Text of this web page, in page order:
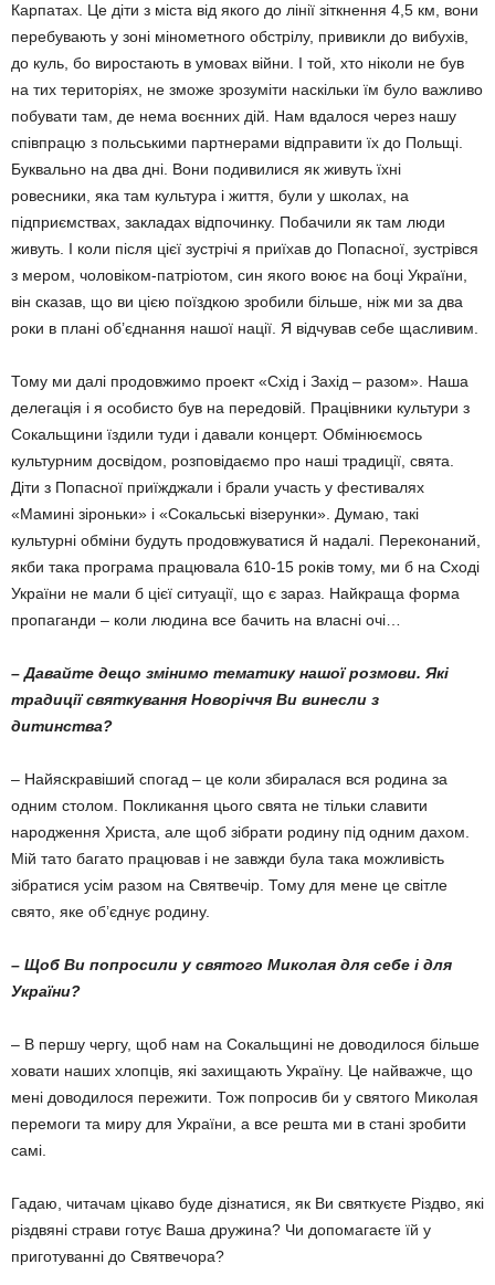
Карпатах. Це діти з міста від якого до лінії зіткнення 4,5 км, вони
перебувають у зоні мінометного обстрілу, привикли до вибухів,
до куль, бо виростають в умовах війни. І той, хто ніколи не був
на тих територіях, не зможе зрозуміти наскільки їм було важливо
побувати там, де нема воєнних дій. Нам вдалося через нашу
співпрацю з польськими партнерами відправити їх до Польщі.
Буквально на два дні. Вони подивилися як живуть їхні
ровесники, яка там культура і життя, були у школах, на
підприємствах, зак­ладах відпочинку. Побачили як там люди
живуть. І коли після цієї зустрічі я приїхав до Попасної, зустрівся
з мером, чоловіком-патріотом, син якого воює на боці України,
він ска­зав, що ви цією поїздкою зробили більше, ніж ми за два
роки в плані об’єднання нашої нації. Я відчував себе щасливим.
Тому ми далі продовжимо проект «Схід і Захід – разом». Наша
делегація і я особисто був на передовій. Працівники культури з
Сокальщини їздили туди і давали концерт. Обмі­нюємось
культурним досвідом, розповідаємо про наші традиції, свята.
Діти з Попасної при­їжджали і брали участь у фестивалях
«Мамині зіроньки» і «Сокальські візерунки». Думаю, такі
культурні обміни будуть продовжуватися й на­далі. Переконаний,
якби така програма працю­вала 610-15 років тому, ми б на Сході
України не мали б цієї ситуації, що є зараз. Найкраща форма
пропаганди – коли людина все бачить на власні очі…
– Давайте дещо змінимо тематику нашої розмови. Які
традиції святкування Новоріччя Ви винесли з
дитинства?
– Найяскравіший спогад – це коли збиралася вся родина за
одним столом. Покликання цього свята не тільки славити
народження Христа, але щоб зібрати родину під одним дахом.
Мій тато багато працював і не завжди була така можливість
зібратися усім разом на Святвечір. Тому для мене це світле
свято, яке об’єднує родину.
– Щоб Ви попросили у святого Миколая для себе і для
України?
– В першу чергу, щоб нам на Сокальщині не доводилося більше
ховати наших хлопців, які захищають Україну. Це найважче, що
мені доводилося пережити. Тож попросив би у святого Миколая
перемоги та миру для України, а все решта ми в стані зробити
самі.
Гадаю, читачам цікаво буде дізнатися, як Ви святкуєте Різдво, які
різдвяні стра­ви готує Ваша дружина? Чи допомагаєте їй у
приготуванні до Святвечора?